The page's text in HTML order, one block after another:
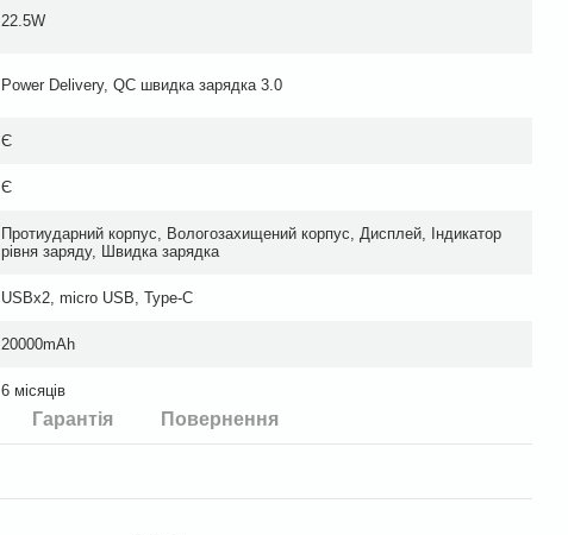
22.5W
Power Delivery, QC швидка зарядка 3.0
Є
Є
Протиударний корпус, Вологозахищений корпус, Дисплей, Індикатор
рівня заряду, Швидка зарядка
USBx2, micro USB, Type-C
20000mAh
6 місяців
Гарантія Повернення